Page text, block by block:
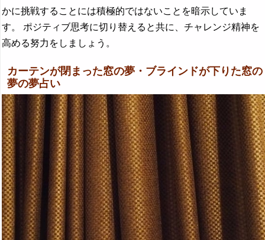
かに挑戦することには積極的ではないことを暗示していま
す。 ポジティブ思考に切り替えると共に、チャレンジ精神を
高める努力をしましょう。
カーテンが閉まった窓の夢・ブラインドが下りた窓の
夢の夢占い